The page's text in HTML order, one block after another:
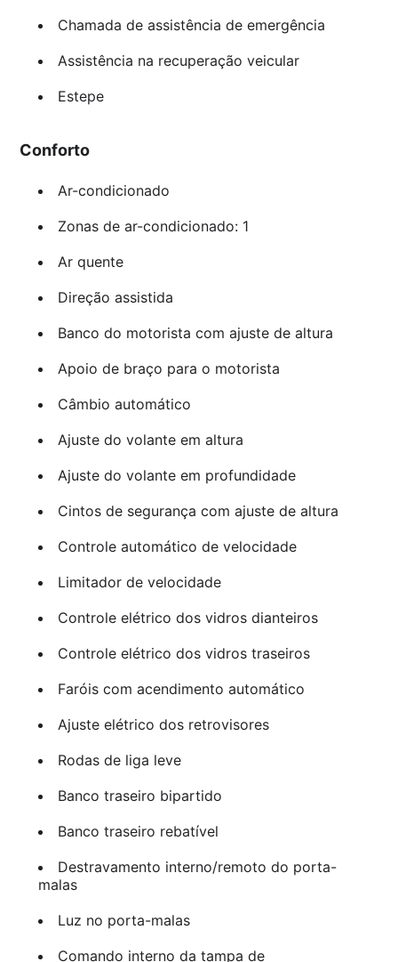
Chamada de assistência de emergência
Assistência na recuperação veicular
Estepe
Conforto
Ar-condicionado
Zonas de ar-condicionado: 1
Ar quente
Direção assistida
Banco do motorista com ajuste de altura
Apoio de braço para o motorista
Câmbio automático
Ajuste do volante em altura
Ajuste do volante em profundidade
Cintos de segurança com ajuste de altura
Controle automático de velocidade
Limitador de velocidade
Controle elétrico dos vidros dianteiros
Controle elétrico dos vidros traseiros
Faróis com acendimento automático
Ajuste elétrico dos retrovisores
Rodas de liga leve
Banco traseiro bipartido
Banco traseiro rebatível
Destravamento interno/remoto do porta-
malas
Luz no porta-malas
Comando interno da tampa de